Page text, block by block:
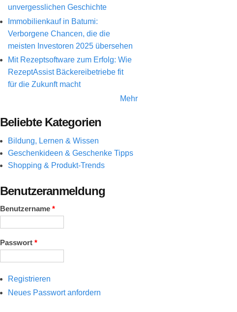
unvergesslichen Geschichte
Immobilienkauf in Batumi:
Verborgene Chancen, die die
meisten Investoren 2025 übersehen
Mit Rezeptsoftware zum Erfolg: Wie
RezeptAssist Bäckereibetriebe fit
für die Zukunft macht
Mehr
Beliebte Kategorien
Bildung, Lernen & Wissen
Geschenkideen & Geschenke Tipps
Shopping & Produkt-Trends
Benutzeranmeldung
Benutzername *
Passwort *
Registrieren
Neues Passwort anfordern